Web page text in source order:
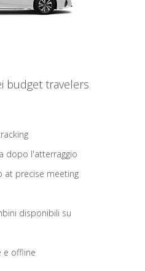
budget travelers
dopo l'atterraggio
at precise meeting
disponibili su
e offline